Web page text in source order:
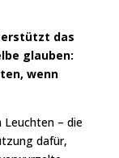
das
glauben:
wenn
– die
dafür,